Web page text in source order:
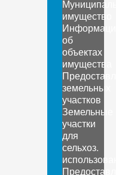
имущество
об
объектах
имущества
земельных
участков
Земельные
участки
для
сельхоз.